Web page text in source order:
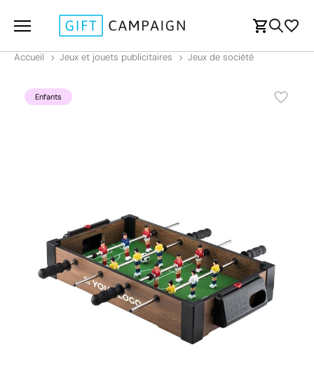
Accueil Jeux et jouets publicitaires Jeux de société
Enfants